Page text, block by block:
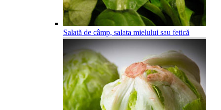
Salată de câmp, salata mielului sau fetică